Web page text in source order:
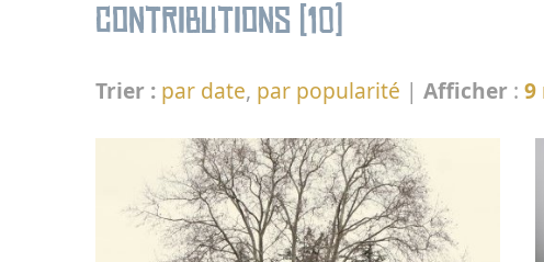
Contributions (10)
Trier : par date, par popularité | Afficher : 9